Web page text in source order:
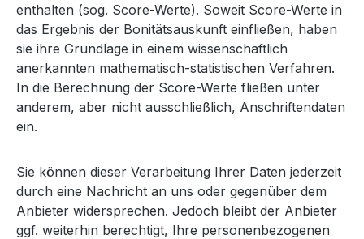
enthalten (sog. Score-Werte). Soweit Score-Werte in
das Ergebnis der Bonitätsauskunft einfließen, haben
sie ihre Grundlage in einem wissenschaftlich
anerkannten mathematisch-statistischen Verfahren.
In die Berechnung der Score-Werte fließen unter
anderem, aber nicht ausschließlich, Anschriftendaten
ein.
Sie können dieser Verarbeitung Ihrer Daten jederzeit
durch eine Nachricht an uns oder gegenüber dem
Anbieter widersprechen. Jedoch bleibt der Anbieter
ggf. weiterhin berechtigt, Ihre personenbezogenen